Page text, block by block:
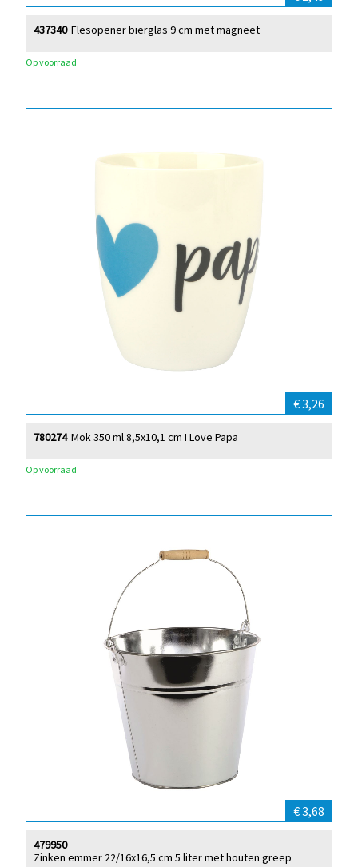
Flesopener bierglas 9 cm met magneet
437340
Op voorraad
€ 3,26
Mok 350 ml 8,5x10,1 cm I Love Papa
780274
Op voorraad
€ 3,68
Zinken emmer 22/16x16,5 cm 5 liter met houten greep
479950